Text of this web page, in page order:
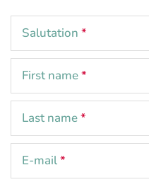
Salutation *
First name*
Last name*
E-mail*